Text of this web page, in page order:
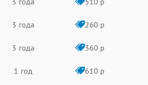
3 года 260 р
3 года 360 р
1 год 610 р